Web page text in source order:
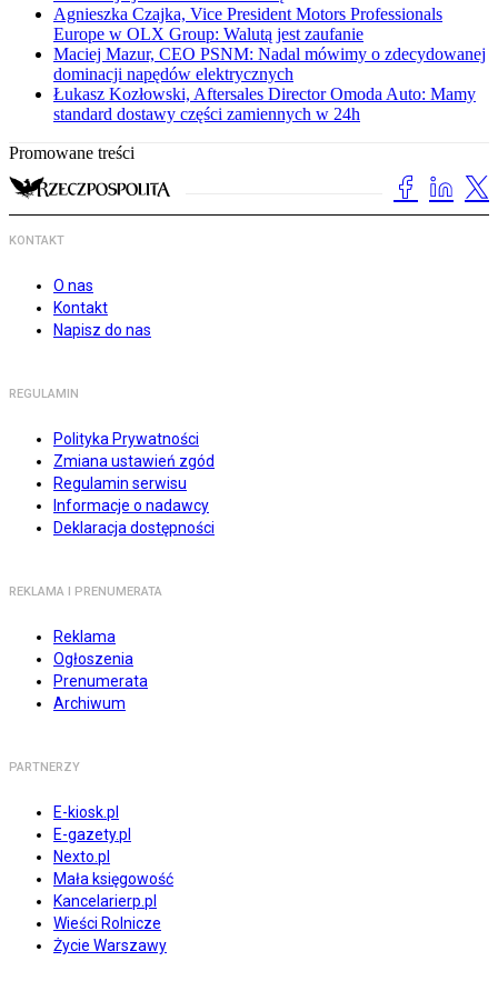
Agnieszka Czajka, Vice President Motors Professionals
Europe w OLX Group: Walutą jest zaufanie
Maciej Mazur, CEO PSNM: Nadal mówimy o zdecydowanej
dominacji napędów elektrycznych
Łukasz Kozłowski, Aftersales Director Omoda Auto: Mamy
standard dostawy części zamiennych w 24h
Promowane treści
KONTAKT
O nas
Kontakt
Napisz do nas
REGULAMIN
Polityka Prywatności
Zmiana ustawień zgód
Regulamin serwisu
Informacje o nadawcy
Deklaracja dostępności
REKLAMA I PRENUMERATA
Reklama
Ogłoszenia
Prenumerata
Archiwum
PARTNERZY
E-kiosk.pl
E-gazety.pl
Nexto.pl
Mała księgowość
Kancelarierp.pl
Wieści Rolnicze
Życie Warszawy